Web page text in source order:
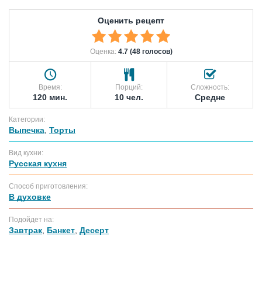
Оценить рецепт
Оценка: 4.7 (48 голосов)
Время:
120 мин.
Порций:
10 чел.
Сложность:
Средне
Категории:
Выпечка Торты
Вид кухни:
Русская кухня
Способ приготовления:
В духовке
Подойдет на:
Завтрак Банкет Десерт